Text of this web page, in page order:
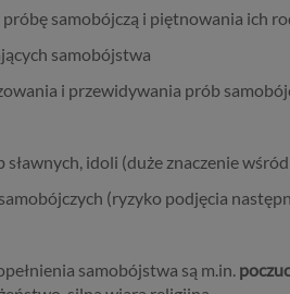
samobójczą i piętnowania ich
samobójstwa
i przewidywania prób
idoli (duże znaczenie
(ryzyko podjęcia
samobójstwa są m.in.
które będą miały wpływ na wiele
takich jak między innymi
Twoich danych osobowych, jakie
z korzystaniem z naszych
dane osobowe
są np. adres e-mail, adres IP lub